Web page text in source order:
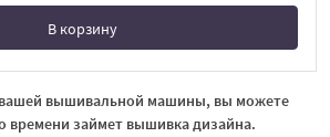
В корзину
В корзине
вашей вышивальной машины, вы можете
времени займет вышивка дизайна.